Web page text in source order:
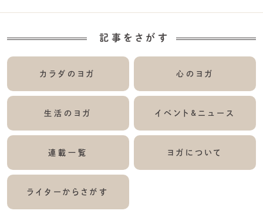
記事をさがす
カラダのヨガ 心のヨガ
生活のヨガ イベント&ニュース
連載一覧 ヨガについて
ライターからさがす